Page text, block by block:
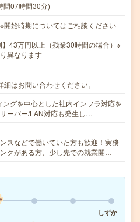
間07時間30分)
開始時期についてはご相談ください
43万円以上（残業30時間の場合）※
異なります
はお問い合わせください。
ングを中心とした社内インフラ対応を
ーバー/LAN対応も発生し…
スなどで働いていた方も歓迎！実務
クがある方、少し先での就業開…
しずか